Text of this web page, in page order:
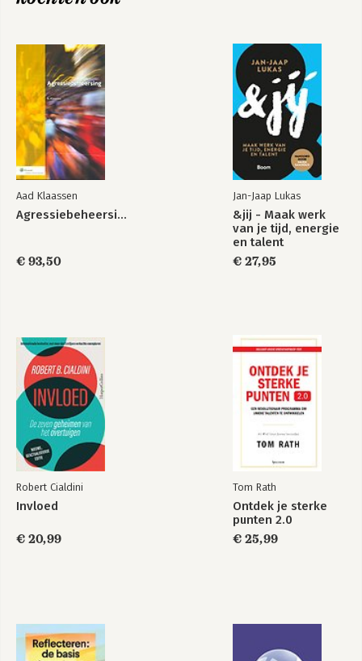
Aad Klaassen
Agressiebeheersing
€ 93,50
Jan-Jaap Lukas
&jij - Maak werk
van je tijd, energie
en talent
€ 27,95
Robert Cialdini
Invloed
€ 20,99
Tom Rath
Ontdek je sterke
punten 2.0
€ 25,99